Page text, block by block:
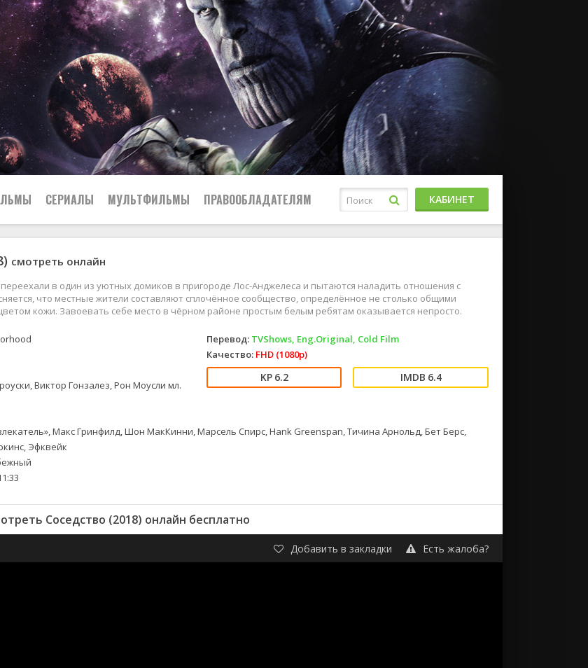
СЕРИАЛЫ МУЛЬТФИЛЬМЫ ПРАВООБЛАДАТЕЛЯМ КАБИНЕТ
смотреть онлайн
в один из уютных домиков в пригороде Лос-Анджелеса и пытаются наладить отношения с
что местные жители составляют сплочённое сообщество, определённое не столько общими
кожи. Завоевать себе место в чёрном районе простым белым ребятам оказывается непросто.
Виктор Гонзалез, Рон Моусли мл.
Перевод: TVShows, Eng.Original, Cold Film
Качество: FHD (1080p)
6.2 6.4
Макс Гринфилд, Шон МакКинни, Марсель Спирс, Hank Greenspan, Тичина Арнольд, Бет Берс,
Эфквейк
Соседство (2018) онлайн бесплатно
Добавить в закладки Есть жалоба?